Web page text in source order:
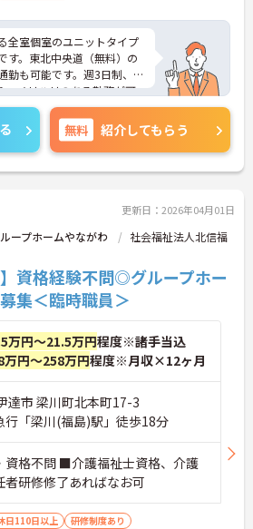
全室個室のユニットタイプ
す。東北中央道（無料）の
勤も可能です。週3日制、年
メリハリのある勤務が可
児所もあり、子育て中の方
方には、面接対策ポイン
話しいたしますのでお気軽
無料 紹介してもらう
更新日：2026年04月01日
ープホームやながわ
社会福祉法人北信福
】資格経験不問◎グループホー
集＜臨時職員＞
万円～21.5万円程度※諸手当込
万円～258万円程度※月収×12ヶ月
達市 梁川町北本町17-3
行「梁川(福島)駅」徒歩18分
格不問 ■介護福祉士資格、介護
者研修修了あればなお可
日110日以上
研修制度あり